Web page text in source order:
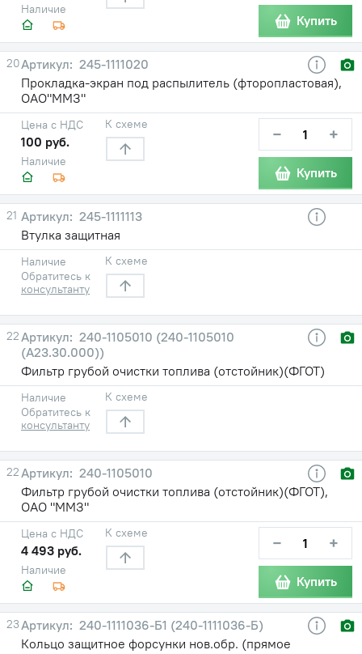
Наличие
Купить
20
245-1111020
Прокладка-экран под распылитель (фторопластовая),
ОАО"ММЗ"
Наличие
Цена с НДС
100 руб.
К схеме − +
Купить
21
245-1111113
Втулка защитная
Наличие
Обратитесь к
консультанту
К схеме
22
240-1105010 (240-1105010
(А23.30.000))
Фильтр грубой очистки топлива (отстойник)(ФГОТ)
Наличие
Обратитесь к
консультанту
К схеме
22
240-1105010
Фильтр грубой очистки топлива (отстойник)(ФГОТ),
ОАО "ММЗ"
Наличие
Цена с НДС
4 493 руб.
К схеме − +
Купить
23
240-1111036-Б1 (240-1111036-Б)
Кольцо защитное форсунки нов.обр. (прямое